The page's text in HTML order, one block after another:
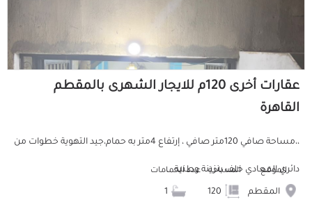
عقارات أخرى 120م للايجار الشهرى بالمقطم
القاهرة
،،مساحة صافي 120متر صافي ، إرتفاع 4متر به حمام،جيد التهوية خطوات من
دائري المعادي خلف بنزينة وطنية ...
الموقع
المقطم
المساحة عدد الحمامات